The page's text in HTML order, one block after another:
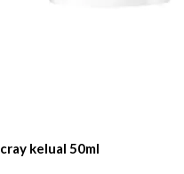
kelual 50ml